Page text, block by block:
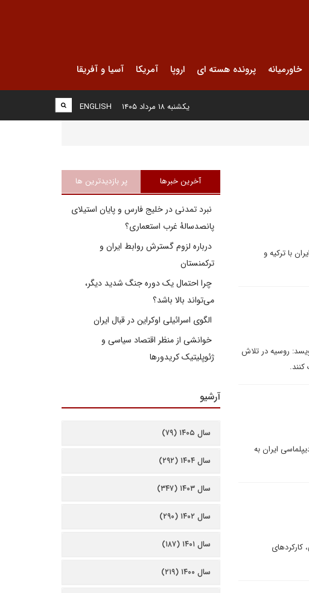
خاورمیانه پرونده هسته ای اروپا آمریکا آسیا و آفریقا
ENGLISH یکشنبه ۱۸ مرداد ۱۴۰۵
با ترکیه و
روسیه در تلاش
ایران به
آخرین خبرها پر بازدیدترین ها
نبرد تمدنی در خلیج فارس و پایان استیلای
پانصدسالۀ غرب استعماری؟
درباره لزوم گسترش روابط ایران و
ترکمنستان
چرا احتمال یک دوره جنگ شدید دیگر،
می‌تواند بالا باشد؟
الگوی اسرائیلی اوکراین در قبال ایران
خوانشی از منظر اقتصاد سیاسی و
ژئوپلیتیک کریدورها
آرشیو
سال ۱۴۰۵ (۷۹)
سال ۱۴۰۴ (۲۹۲)
سال ۱۴۰۳ (۳۴۷)
سال ۱۴۰۲ (۲۹۰)
سال ۱۴۰۱ (۱۸۷)
سال ۱۴۰۰ (۲۱۹)